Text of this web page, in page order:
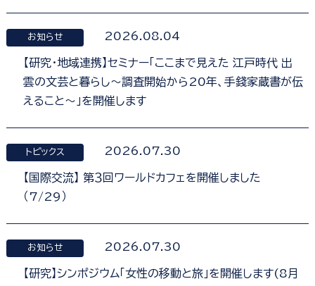
お知らせ 2026.08.04
【研究・地域連携】セミナー「ここまで見えた 江戸時代 出
雲の文芸と暮らし～調査開始から20年、手錢家蔵書が伝
えること～」を開催します
トピックス 2026.07.30
【国際交流】 第３回ワールドカフェを開催しました
（7/29）
お知らせ 2026.07.30
【研究】シンポジウム「女性の移動と旅」を開催します(8月